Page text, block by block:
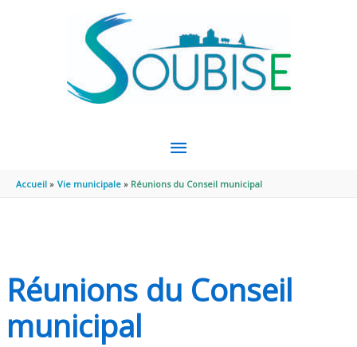
MENU
PRINCIPAL
Accueil Vie municipale Réunions du Conseil municipal
Réunions du Conseil
municipal